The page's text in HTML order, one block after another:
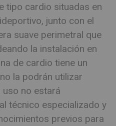
tipo cardio situadas en
junto con el
suave perimetral que
la instalación en
de cardio tiene un
la podrán utilizar
uso no estará
técnico especializado y
previos para